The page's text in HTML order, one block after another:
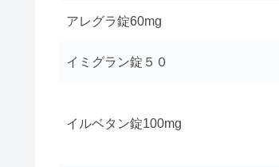
アレグラ錠60mg
イミグラン錠５０
イルベタン錠100mg